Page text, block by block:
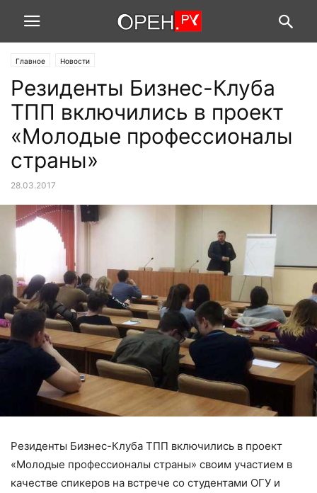
Главное Новости
Резиденты Бизнес-Клуба
ТПП включились в проект
«Молодые профессионалы
страны»
28.03.2017
Резиденты Бизнес-Клуба ТПП включились в проект
«Молодые профессионалы страны» своим участием в
качестве спикеров на встрече со студентами ОГУ и